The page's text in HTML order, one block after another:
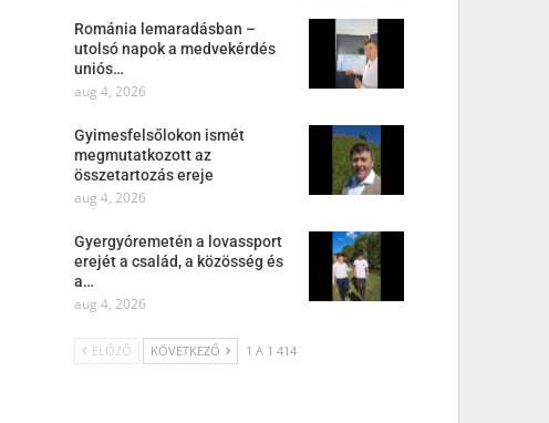
Románia lemaradásban –
utolsó napok a medvekérdés
uniós…
aug 4, 2026
Gyimesfelsőlokon ismét
megmutatkozott az
összetartozás ereje
aug 4, 2026
Gyergyóremetén a lovassport
erejét a család, a közösség és
a…
aug 4, 2026
ELŐZŐ KÖVETKEZŐ 1 A 1 414